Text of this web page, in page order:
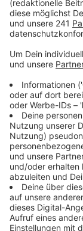
Polizei Köln.
Veröffentlicht:
Anzeige
Die Feuerwehr
in der Luft
mittlerweile
Tag
absichtlich
war,
Ergebnis geht
Anzeige